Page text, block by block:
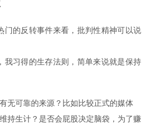
门的反转事件来看，批判性精神可以说
我习得的生存法则，简单来说就是保持
无可靠的来源？比如比较正式的媒体
持生计？是否会屁股决定脑袋，为了赚